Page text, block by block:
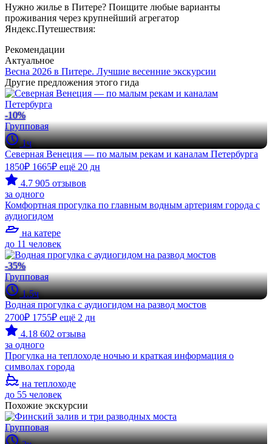
Нужно жилье в Питере? Поищите любые варианты
проживания через крупнейший агрегатор
Яндекс.Путешествия:
Рекомендации
Актуальное
Весна 2026 в Питере. Лучшие весенние экскурсии
Другие предложения этого гида
-10%
Групповая
1ч
Северная Венеция — по малым рекам и каналам Петербурга
1850₽ 1665₽ ещё 20 дн
4.7 905 отзывов
за одного
Комфортная прогулка по главным водным артериям города с
аудиогидом
на катере
до 11 человек
-35%
Групповая
1.5ч
Водная прогулка с аудиогидом на развод мостов
2700₽ 1755₽ ещё 2 дн
4.18 602 отзыва
за одного
Прогулка на теплоходе ночью и краткая информация о
символах города
на теплоходе
до 55 человек
Похожие экскурсии
Групповая